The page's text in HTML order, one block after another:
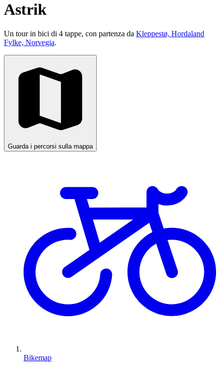
Astrik
Un tour in bici di 4 tappe, con partenza da Kleppestø, Hordaland
Fylke, Norvegia.
Guarda i percorsi sulla mappa
Bikemap